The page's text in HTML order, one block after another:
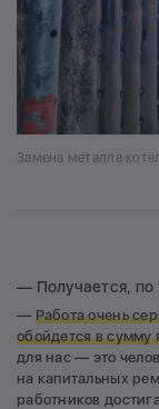
Замена металла
— Получается, по
— Работа очень
обойдется в
для нас — это
на капитальных
работников